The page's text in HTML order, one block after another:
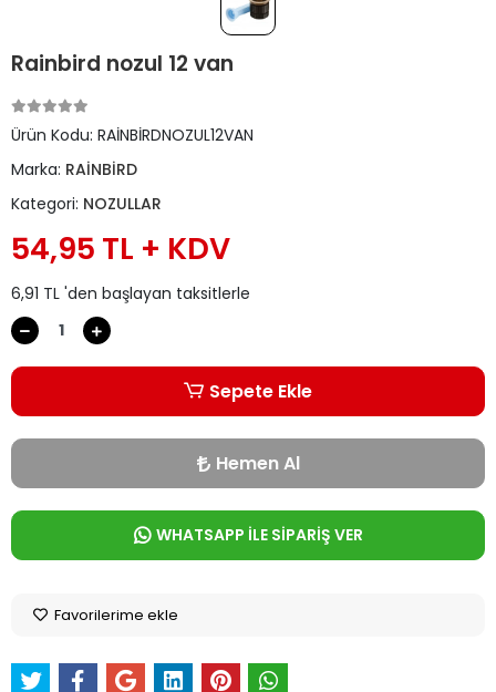
Rainbird nozul 12 van
Ürün Kodu: RAİNBİRDNOZUL12VAN
Marka: RAİNBİRD
Kategori: NOZULLAR
54,95 TL + KDV
6,91 TL 'den başlayan taksitlerle
Sepete Ekle
Hemen Al
WHATSAPP İLE SİPARİŞ VER
Favorilerime ekle